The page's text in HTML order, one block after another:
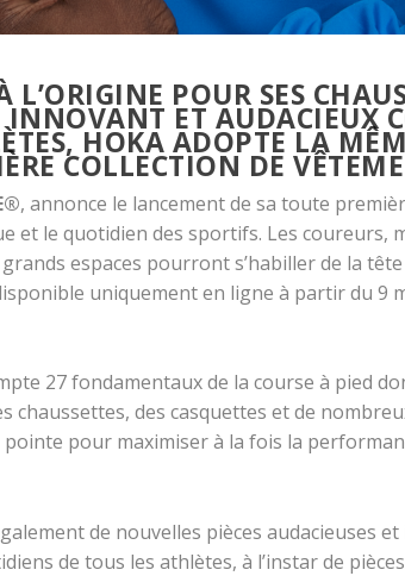
L’ORIGINE POUR SES
INNOVANT ET AUDACIEUX
HOKA ADOPTE LA
COLLECTION DE
, annonce le lancement de sa toute
et le quotidien des sportifs. Les coureurs,
espaces pourront s’habiller de la
uniquement en ligne à partir du 9
27 fondamentaux de la course à pied
chaussettes, des casquettes et de
pour maximiser à la fois la
de nouvelles pièces audacieuses
de tous les athlètes, à l’instar de